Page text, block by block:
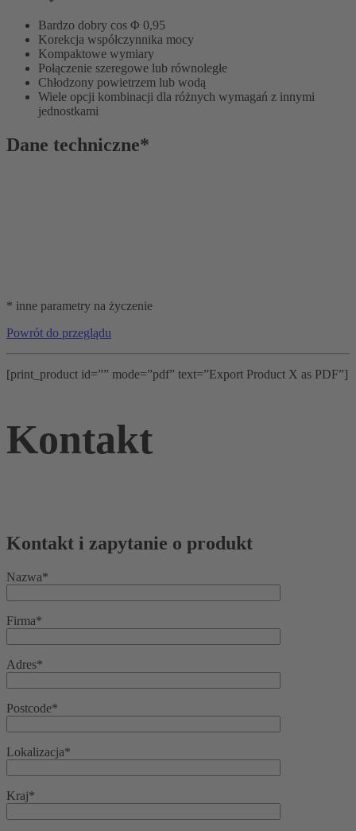
Bardzo dobry cos Φ 0,95
Korekcja współczynnika mocy
Kompaktowe wymiary
Połączenie szeregowe lub równoległe
Chłodzony powietrzem lub wodą
Wiele opcji kombinacji dla różnych wymagań z innymi
jednostkami
Dane techniczne*
* inne parametry na życzenie
Powrót do przeglądu
[print_product id=”” mode=”pdf” text=”Export Product X as PDF”]
Kontakt
Kontakt i zapytanie o produkt
Nazwa*
Firma*
Adres*
Postcode*
Lokalizacja*
Kraj*